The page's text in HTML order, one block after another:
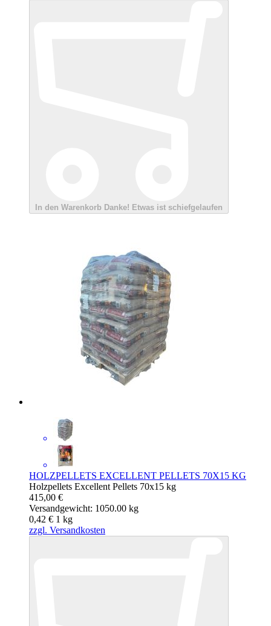
In den Warenkorb Danke! Etwas ist schiefgelaufen
HOLZPELLETS EXCELLENT PELLETS 70X15 KG
Holzpellets Excellent Pellets 70x15 kg
415,00 €
Versandgewicht: 1050.00 kg
0,42 € 1 kg
zzgl. Versandkosten